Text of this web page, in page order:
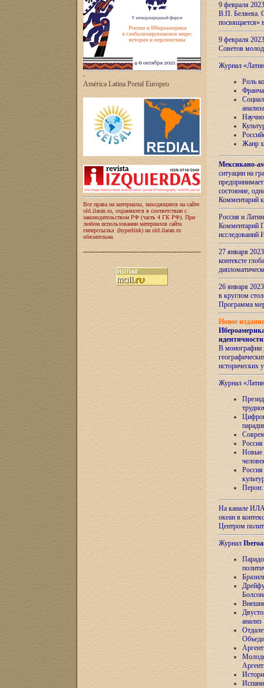
-
América Latina Portal Europeo
Все права на материалы, находящиеся на сайте
old.ilaran.ru, охраняются в соответствии с
законодательством РФ (часть 4 ГК РФ). При
любом использовании материалов сайта
гиперссылка (hyperlink) на old.ilaran.ru
обязательна.
9 февраля
В.П. Беляева.
посвящается»
9 февраля
Советов
Журнал
Роль
анализа
Жанр
Мексикано-
ситуации на
состояние,
Комментарий
Россия и
Комментарий
27 января
контексте
26 января
в круглом
Программа
Новое
идентичности
В монографии
исторических
Журнал
Новые
Перон:
На канале
океан в
Центром
Журнал
анализ